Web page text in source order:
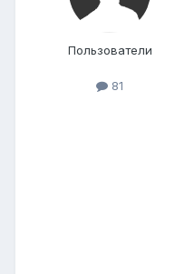
Пользователи
81